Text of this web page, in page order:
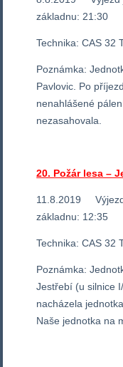
základnu: 21:30
Technika: CAS
Poznámka:
Pavlovic. Po
nenahlášené
nezasahovala.
20. Požár lesa –
11.8.2019
základnu: 12:35
Technika: CAS
Poznámka:
Jestřebí (u silnice
nacházela
Naše jednotka na